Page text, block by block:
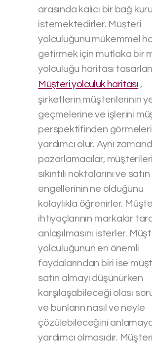
arasında kalıcı bir bağ
istemektedirler. Müşteri
yolculuğunu mükemmel
getirmek için mutlaka bir
yolculuğu haritası
Müşteri yolculuk haritası ,
şirketlerin müşterilerinin
geçmelerine ve işlerini
perspektifinden
yardımcı olur. Aynı
pazarlamacılar,
sıkıntılı noktalarını ve
engellerinin ne olduğunu
kolaylıkla öğrenirler.
ihtiyaçlarının markalar
anlaşılmasını isterler.
yolculuğunun en önemli
faydalarından biri ise
satın almayı düşünürken
karşılaşabileceği olası
ve bunların nasıl ve neyle
çözülebileceğini
yardımcı olmasıdır. Müşteri